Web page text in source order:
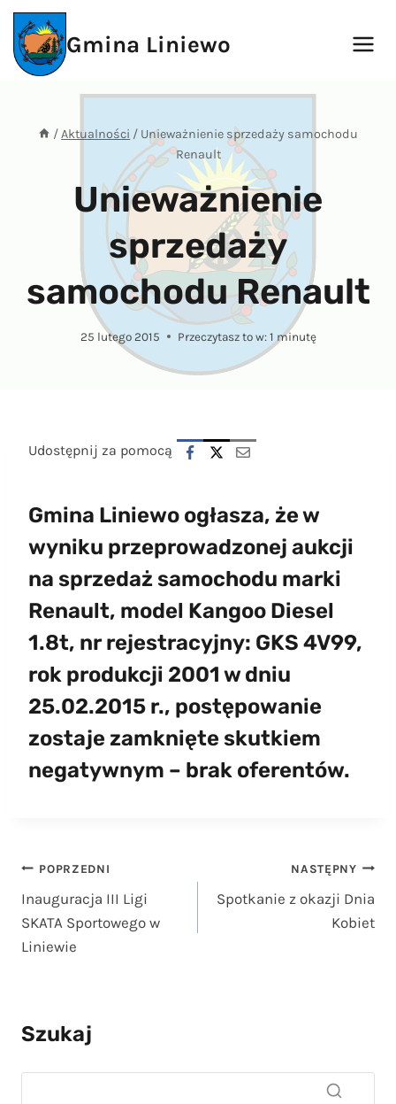
Przejdź
treści
Gmina Liniewo
/Aktualności / Unieważnienie sprzedaży samochodu
Renault
Unieważnienie
sprzedaży
samochodu Renault
25 lutego 2015 Przeczytasz to w:1 minutę
Udostępnij za pomocą
Gmina Liniewo ogłasza, że w
wyniku przeprowadzonej aukcji
na sprzedaż samochodu marki
Renault, model Kangoo Diesel
1.8t, nr rejestracyjny: GKS 4V99,
rok produkcji 2001 w dniu
25.02.2015 r., postępowanie
zostaje zamknięte skutkiem
negatywnym – brak oferentów.
Nawigacja
wpisu
POPRZEDNI
Inauguracja III Ligi
SKATA Sportowego w
Liniewie
NASTĘPNY
Spotkanie z okazji Dnia
Kobiet
Szukaj